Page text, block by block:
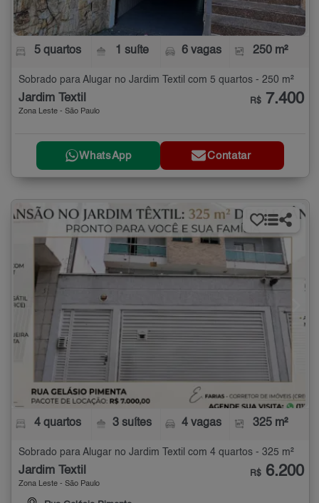
5 quartos 1 suíte 6 vagas 250 m²
Sobrado para Alugar no Jardim Textil com 5 quartos - 250 m²
Jardim Textil
Zona Leste - São Paulo
R$ 7.400
WhatsApp Contatar
4 quartos 3 suítes 4 vagas 325 m²
Sobrado para Alugar no Jardim Textil com 4 quartos - 325 m²
Jardim Textil
Zona Leste - São Paulo
R$ 6.200